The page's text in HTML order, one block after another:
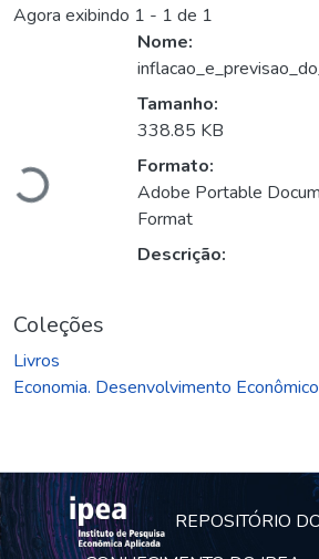
Agora exibindo 1 - 1 de 1
Carregando...
Nome:
Tamanho:
338.85 KB
Formato:
Adobe Portable
Format
Descrição:
Coleções
Livros
Economia. Desenvolvimento Econômico
REPOSITÓRIO